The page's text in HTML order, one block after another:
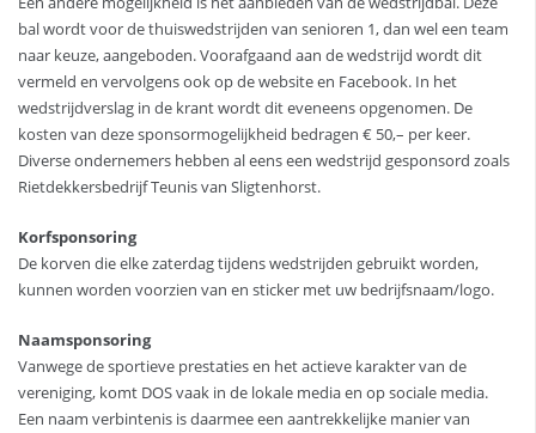
bal wordt voor de thuiswedstrijden van senioren 1, dan wel een team
naar keuze, aangeboden. Voorafgaand aan de wedstrijd wordt dit
vermeld en vervolgens ook op de website en Facebook. In het
wedstrijdverslag in de krant wordt dit eveneens opgenomen. De
kosten van deze sponsormogelijkheid bedragen € 50,– per keer.
Diverse ondernemers hebben al eens een wedstrijd gesponsord zoals
Rietdekkersbedrijf Teunis van Sligtenhorst.
Korfsponsoring
De korven die elke zaterdag tijdens wedstrijden gebruikt worden,
kunnen worden voorzien van en sticker met uw bedrijfsnaam/logo.
Naamsponsoring
Vanwege de sportieve prestaties en het actieve karakter van de
vereniging, komt DOS vaak in de lokale media en op sociale media.
Een naam verbintenis is daarmee een aantrekkelijke manier van